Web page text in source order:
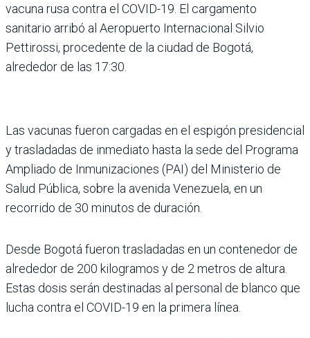
vacuna rusa contra el COVID-19. El cargamento
sanitario arribó al Aeropuerto Internacional Silvio
Pettirossi, procedente de la ciudad de Bogotá,
alrededor de las 17:30.
Las vacunas fueron cargadas en el espigón presidencial
y trasladadas de inmediato hasta la sede del Programa
Ampliado de Inmunizaciones (PAI) del Ministerio de
Salud Pública, sobre la avenida Venezuela, en un
recorrido de 30 minutos de duración.
Desde Bogotá fueron trasladadas en un contenedor de
alrededor de 200 kilogramos y de 2 metros de altura.
Estas dosis serán destinadas al personal de blanco que
lucha contra el COVID-19 en la primera línea.